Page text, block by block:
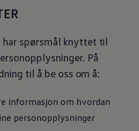
har spørsmål knyttet til
På
til å be oss om å:
informasjon om hvordan
personopplysninger